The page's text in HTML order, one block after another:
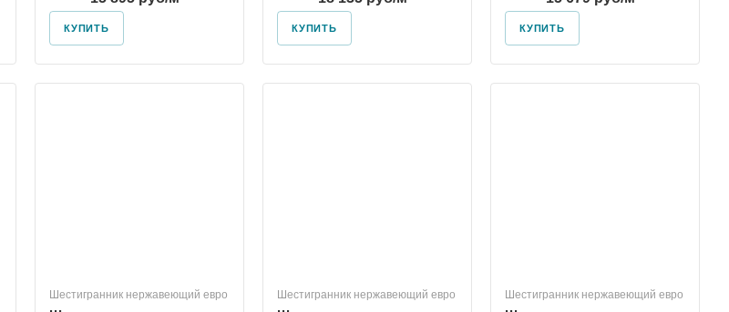
КУПИТЬ КУПИТЬ КУПИТЬ
Шестигранник нержавеющий евро Шестигранник нержавеющий евро Шестигранник нержавеющий евро